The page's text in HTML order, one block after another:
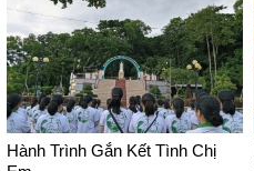
Hành Trình Gắn Kết Tình Chị